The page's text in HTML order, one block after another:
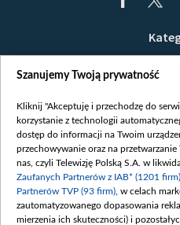
Białoruś
O
Szanujemy Twoją prywatność
Kliknij "Akceptuję i przechodzę do
korzystanie z technologii
dostęp do informacji na Twoim
przechowywanie oraz na
nas, czyli Telewizję Polską S.A. w
Zaufanych Partnerów z IAB* (1201 firm)
Partnerów TVP (93 firm) , w celach
zautomatyzowanego dopasowania
mierzenia ich skuteczności) i